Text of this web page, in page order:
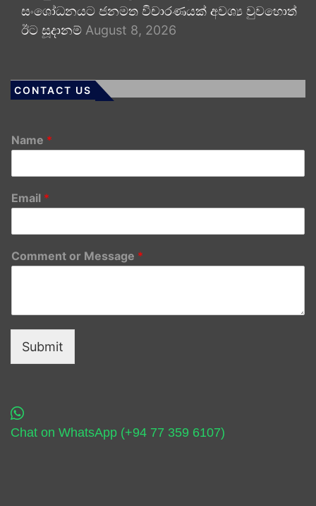
සංශෝධනයට ජනමත විචාරණයක් අවශ්‍ය වුවහොත්
ඊට සූදානම් August 8, 2026
CONTACT US
Name *
Email *
Comment or Message *
Submit
Chat on WhatsApp (+94 77 359 6107)